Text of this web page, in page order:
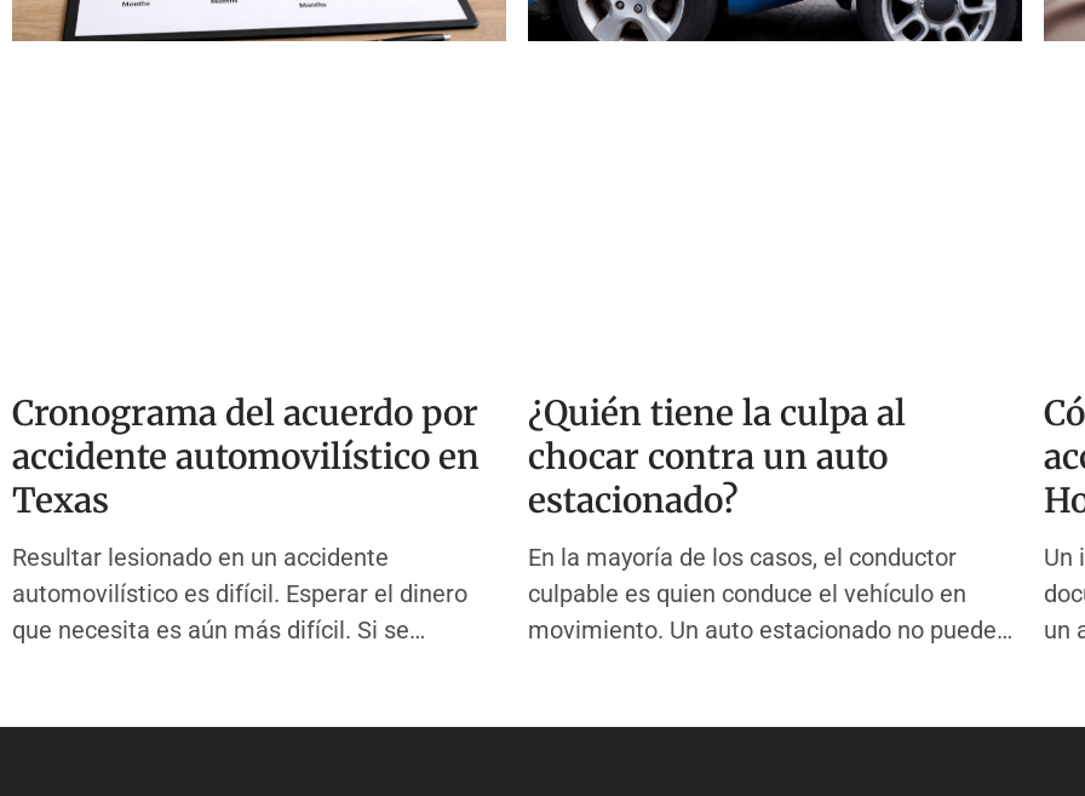
Cronograma del acuerdo por
accidente automovilístico en
Texas
Resultar lesionado en un accidente
automovilístico es difícil. Esperar el dinero
que necesita es aún más difícil. Si se
¿Quién tiene la culpa al
chocar contra un auto
estacionado?
En la mayoría de los casos, el conductor
culpable es quien conduce el vehículo en
movimiento. Un auto estacionado no puede
Un
un